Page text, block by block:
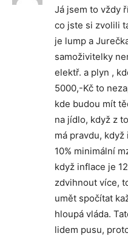
Já jsem to vždy
co jste si zvolili
je lump a
samoživitelky
elektř. a plyn ,
5000,-Kč to
kde budou mít
na jídlo, když z
má pravdu,
10% minimální
když inflace je
zdvihnout více,
umět spočítat
hloupá vláda.
lidem pusu,